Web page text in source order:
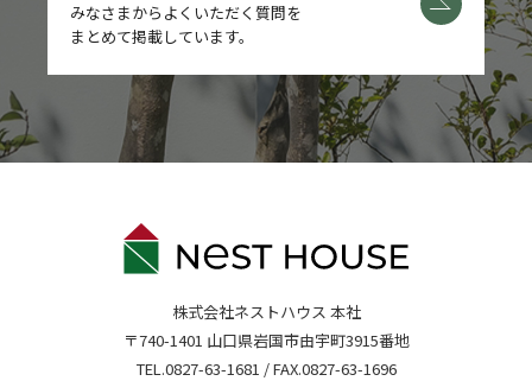
みなさまからよくいただく質問を
まとめて掲載しています。
株式会社ネストハウス 本社
〒740-1401 山口県岩国市由宇町3915番地
TEL.0827-63-1681 / FAX.0827-63-1696